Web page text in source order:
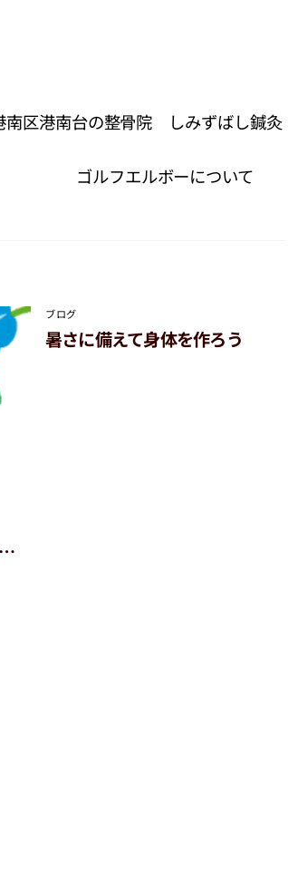
南区港南台の整骨院 しみずばし鍼灸
ゴルフエルボーについて
…
ブログ
暑さに備えて身体を作ろう